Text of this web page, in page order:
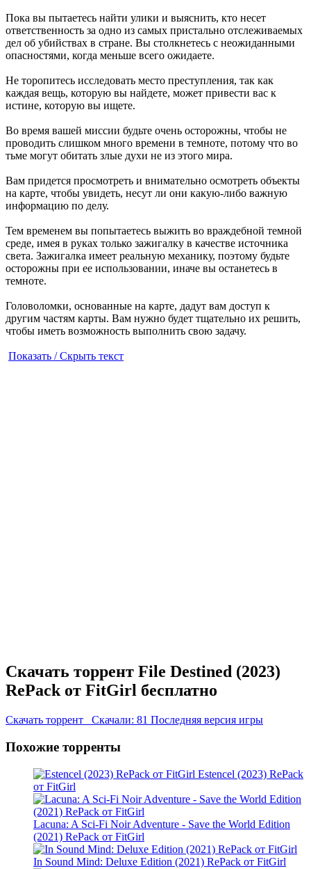
Пока вы пытаетесь найти улики и выяснить, кто несет
ответственность за одно из самых пристально отслеживаемых
дел об убийствах в стране. Вы столкнетесь с неожиданными
опасностями, когда меньше всего ожидаете.
Не торопитесь исследовать место преступления, так как
каждая вещь, которую вы найдете, может привести вас к
истине, которую вы ищете.
Во время вашей миссии будьте очень осторожны, чтобы не
проводить слишком много времени в темноте, потому что во
тьме могут обитать злые духи не из этого мира.
Вам придется просмотреть и внимательно осмотреть объекты
на карте, чтобы увидеть, несут ли они какую-либо важную
информацию по делу.
Тем временем вы попытаетесь выжить во враждебной темной
среде, имея в руках только зажигалку в качестве источника
света. Зажигалка имеет реальную механику, поэтому будьте
осторожны при ее использовании, иначе вы останетесь в
темноте.
Головоломки, основанные на карте, дадут вам доступ к
другим частям карты. Вам нужно будет тщательно их решить,
чтобы иметь возможность выполнить свою задачу.
Показать / Скрыть текст
Скачать торрент File Destined (2023)
RePack от FitGirl бесплатно
Скачать торрент Скачали: 81 Последняя версия игры
Похожие торренты
Estencel (2023) RePack
от FitGirl
Lacuna: A Sci-Fi Noir Adventure - Save the World Edition
(2021) RePack от FitGirl
In Sound Mind: Deluxe Edition (2021) RePack от FitGirl